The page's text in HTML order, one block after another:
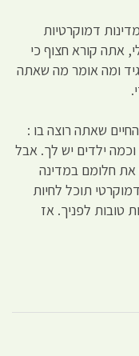
אם זה שיוויני וצודק בעייניך שלך יש 100 מדינות דמוקרטיות
אתה קורא חצוף כי
ומה אומר מה שאתה
שאתה רוצה בו :
וכמה ילדים יש לך. אבל
את חלומם במדינה
תוכל לחיות
טובות לפניך. אז